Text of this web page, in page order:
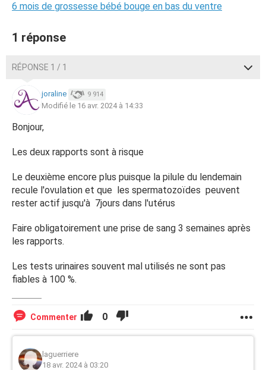
6 mois de grossesse bébé bouge en bas du ventre
1 réponse
RÉPONSE 1 / 1
joraline 9 914
Modifié le 16 avr. 2024 à 14:33
Bonjour,
Les deux rapports sont à risque
Le deuxième encore plus puisque la pilule du lendemain
recule l'ovulation et que les spermatozoïdes peuvent
rester actif jusqu'à 7jours dans l'utérus
Faire obligatoirement une prise de sang 3 semaines après
les rapports.
Les tests urinaires souvent mal utilisés ne sont pas
fiables à 100 %.
Commenter 0
laguerriere
18 avr. 2024 à 03:20